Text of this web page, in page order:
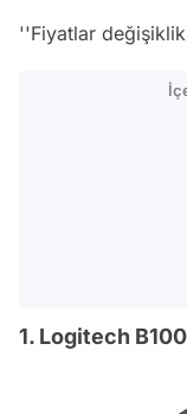
''Fiyatlar
1. Logitech